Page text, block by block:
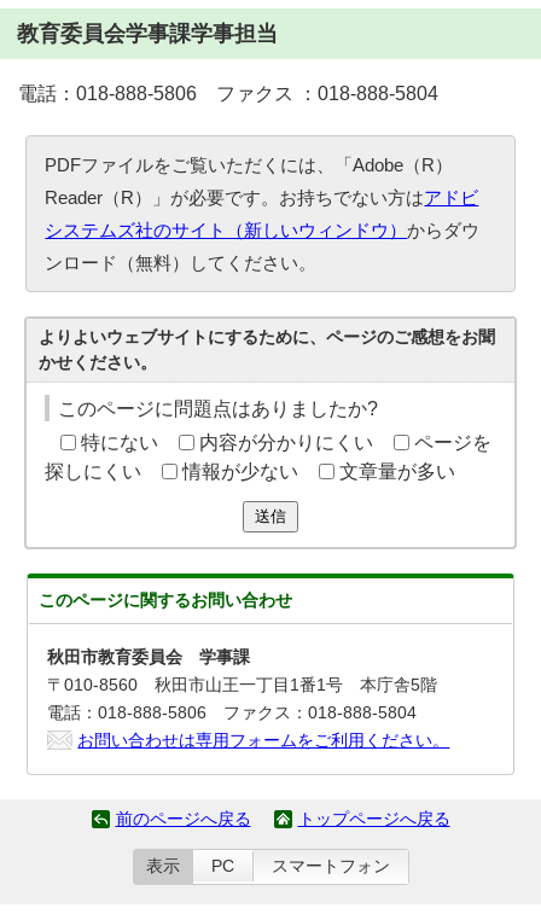
教育委員会学事課学事担当
電話：018-888-5806 ファクス ：018-888-5804
PDFファイルをご覧いただくには、「Adobe（R）
Reader（R）」が必要です。お持ちでない方はアドビ
システムズ社のサイト（新しいウィンドウ）からダウ
ンロード（無料）してください。
よりよいウェブサイトにするために、ページのご感想をお聞
かせください。
このページに問題点はありましたか?
特にない
内容が分かりにくい
ページを
探しにくい
情報が少ない 文章量が多い
送信
このページに関するお問い合わせ
秋田市教育委員会 学事課
〒010-8560 秋田市山王一丁目1番1号 本庁舎5階
電話：018-888-5806 ファクス：018-888-5804
お問い合わせは専用フォームをご利用ください。
前のページへ戻る トップページへ戻る
表示 PC スマートフォン